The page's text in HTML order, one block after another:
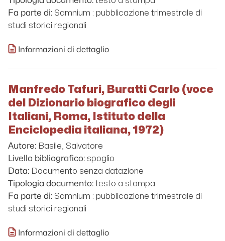
Fa parte di: Samnium : pubblicazione trimestrale di
studi storici regionali
Informazioni di dettaglio
Manfredo Tafuri, Buratti Carlo (voce
del Dizionario biografico degli
Italiani, Roma, Istituto della
Enciclopedia italiana, 1972)
Autore: Basile, Salvatore
Livello bibliografico: spoglio
Data: Documento senza datazione
Tipologia documento: testo a stampa
Fa parte di: Samnium : pubblicazione trimestrale di
studi storici regionali
Informazioni di dettaglio